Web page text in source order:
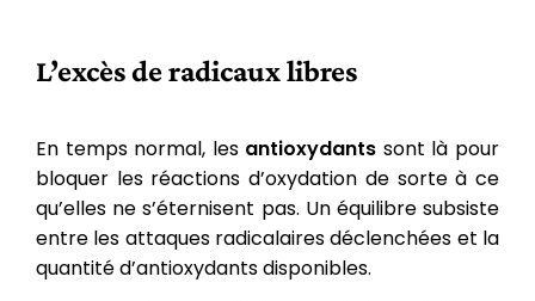
L’excès de radicaux libres
En temps normal, les antioxydants sont là pour
bloquer les réactions d’oxydation de sorte à ce
qu’elles ne s’éternisent pas. Un équilibre subsiste
entre les attaques radicalaires déclenchées et la
quantité d’antioxydants disponibles.